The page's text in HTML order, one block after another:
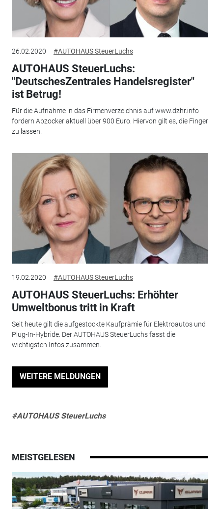
26.02.2020 #AUTOHAUS SteuerLuchs
AUTOHAUS SteuerLuchs:
"DeutschesZentrales Handelsregister"
ist Betrug!
Für die Aufnahme in das Firmenverzeichnis auf www.dzhr.info
fordern Abzocker aktuell über 900 Euro. Hiervon gilt es, die Finger
zu lassen.
19.02.2020 #AUTOHAUS SteuerLuchs
AUTOHAUS SteuerLuchs: Erhöhter
Umweltbonus tritt in Kraft
Seit heute gilt die aufgestockte Kaufprämie für Elektroautos und
Plug-In-Hybride. Der AUTOHAUS SteuerLuchs fasst die
wichtigsten Infos zusammen.
WEITERE MELDUNGEN
#AUTOHAUS SteuerLuchs
MEISTGELESEN